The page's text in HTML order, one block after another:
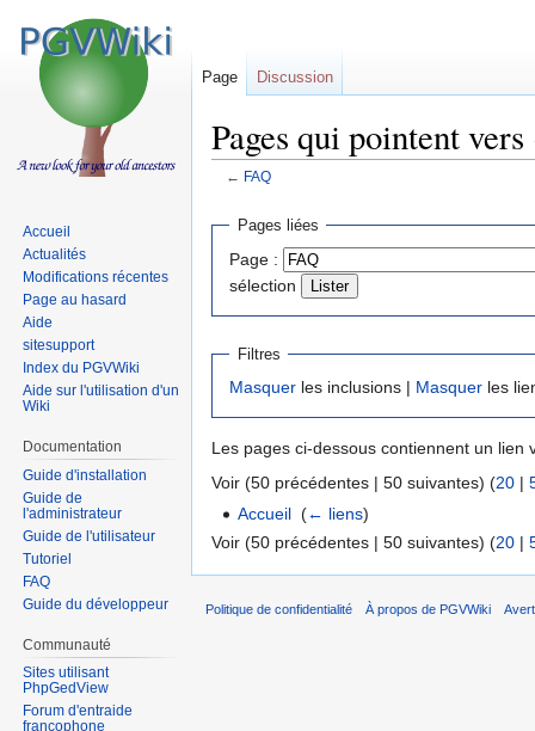
Pages qui pointent
← FAQ
Sauter
navigation
Sauter
recherche
Pages liées
Page :
sélection
Filtres
Masquer les inclusions | Masquer les
Les pages ci-dessous contiennent un lien
Voir (50 précédentes | 50 suivantes) (20 |
Accueil ‎(← liens)
Voir (50 précédentes | 50 suivantes) (20 |
Page Discussion
Accueil
Actualités
Modifications récentes
Page au hasard
Aide
sitesupport
Index du PGVWiki
Aide sur l'utilisation d'un
Wiki
Documentation
Guide d'installation
Guide de
l'administrateur
Guide de l'utilisateur
Tutoriel
FAQ
Guide du développeur
Communauté
Sites utilisant
PhpGedView
Forum d'entraide
francophone
Politique de confidentialité À propos de PGVWiki